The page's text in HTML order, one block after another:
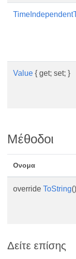
Value { get; set; }
Μέθοδοι
Ονομα
override ToString()
Δείτε επίσης